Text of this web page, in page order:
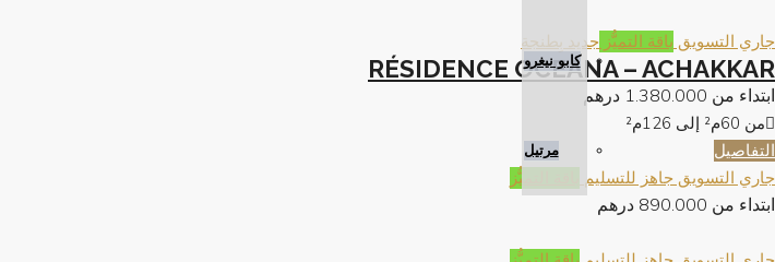
كابو نيغرو
مرتيل
جاري التسويق باقة التميُّز جديد بِطنجة
RÉSIDENCE OCEANA – ACHAKKAR
ابتداء من 1.380.000 درهم
من 60م² إلى 126م²
التفاصيل
جاري التسويق جاهز للتسليم باقة التميُّز
ابتداء من 890.000 درهم